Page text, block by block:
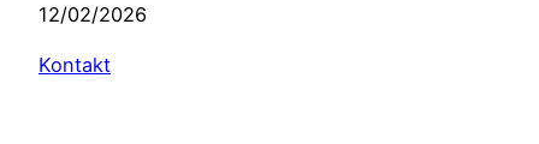
12/02/2026
Kontakt